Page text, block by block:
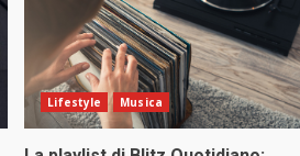
Lifestyle Musica